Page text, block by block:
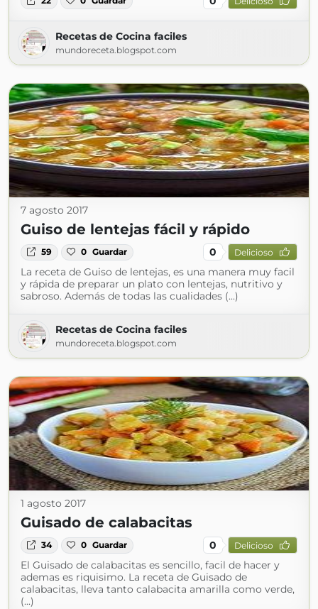
Recetas de Cocina faciles
mundoreceta.blogspot.com
7 agosto 2017
Guiso de lentejas fácil y rápido
59 0 Guardar 0 Delicioso
La receta de Guiso de lentejas, es una manera muy facil
y rápida de preparar un plato con lentejas, nutritivo y
sabroso. Además de todas las cualidades (...)
Recetas de Cocina faciles
mundoreceta.blogspot.com
1 agosto 2017
Guisado de calabacitas
34 0 Guardar 0 Delicioso
El Guisado de calabacitas es sencillo, facil de hacer y
ademas es riquisimo. La receta de Guisado de
calabacitas, lleva tanto calabacita amarilla como verde,
(...)